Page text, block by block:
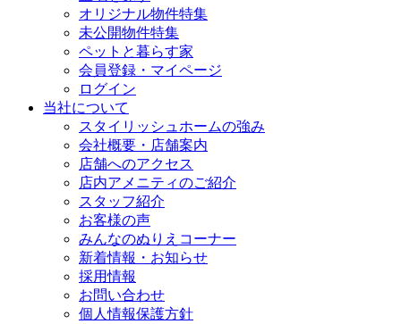
オリジナル物件特集
未公開物件特集
ペットと暮らす家
会員登録・マイページ
ログイン
当社について
スタイリッシュホームの強み
会社概要・店舗案内
店舗へのアクセス
店内アメニティのご紹介
スタッフ紹介
お客様の声
みんなのぬりえコーナー
新着情報・お知らせ
採用情報
お問い合わせ
個人情報保護方針